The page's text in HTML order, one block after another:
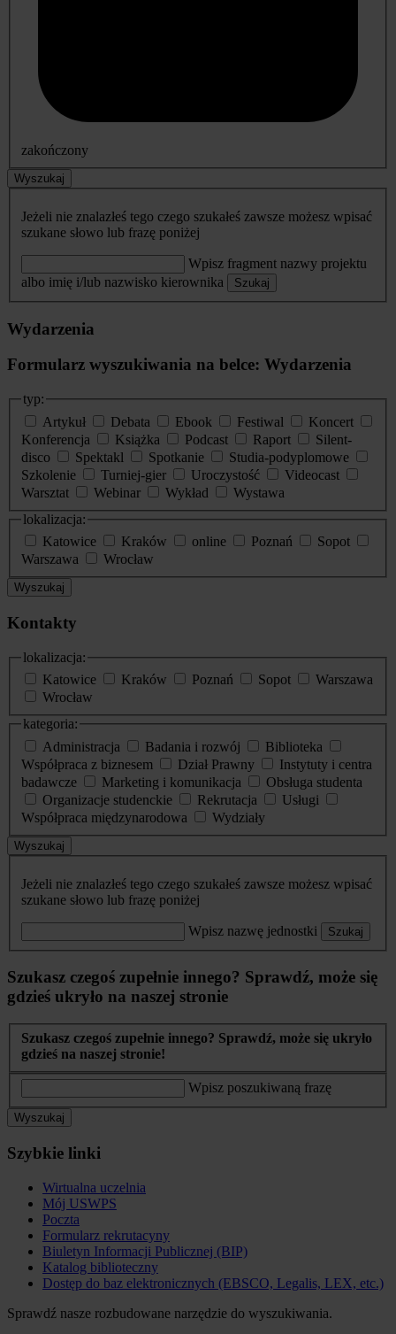
zakończony
Wyszukaj
Jeżeli nie znalazłeś tego czego szukałeś zawsze możesz wpisać
szukane słowo lub frazę poniżej
Wpisz fragment nazwy projektu
albo imię i/lub nazwisko kierownika
Szukaj
Wydarzenia
Formularz wyszukiwania na belce: Wydarzenia
typ:
Artykuł
Debata Ebook Festiwal
Koncert
Konferencja
Książka Podcast Raport
Silent-
disco
Spektakl Spotkanie
Studia-podyplomowe
Szkolenie
Turniej-gier Uroczystość
Videocast
Warsztat
Webinar Wykład
Wystawa
lokalizacja:
Katowice
Kraków online Poznań
Sopot
Warszawa
Wrocław
Wyszukaj
Kontakty
lokalizacja:
Katowice
Kraków Poznań Sopot
Warszawa
Wrocław
kategoria:
Administracja
Badania i rozwój
Biblioteka
Współpraca z biznesem
Dział Prawny
Instytuty i centra
badawcze
Marketing i komunikacja
Obsługa studenta
Organizacje studenckie
Rekrutacja
Usługi
Współpraca międzynarodowa
Wydziały
Wyszukaj
Jeżeli nie znalazłeś tego czego szukałeś zawsze możesz wpisać
szukane słowo lub frazę poniżej
Wpisz nazwę jednostki Szukaj
Szukasz czegoś zupełnie innego? Sprawdź, może się
gdzieś ukryło na naszej stronie
Szukasz czegoś zupełnie innego? Sprawdź, może się ukryło
gdzieś na naszej stronie!
Wpisz poszukiwaną frazę
Wyszukaj
Szybkie linki
Wirtualna uczelnia
Mój USWPS
Poczta
Formularz rekrutacyny
Biuletyn Informacji Publicznej (BIP)
Katalog biblioteczny
Dostęp do baz elektronicznych (EBSCO, Legalis, LEX, etc.)
Sprawdź nasze rozbudowane narzędzie do wyszukiwania.